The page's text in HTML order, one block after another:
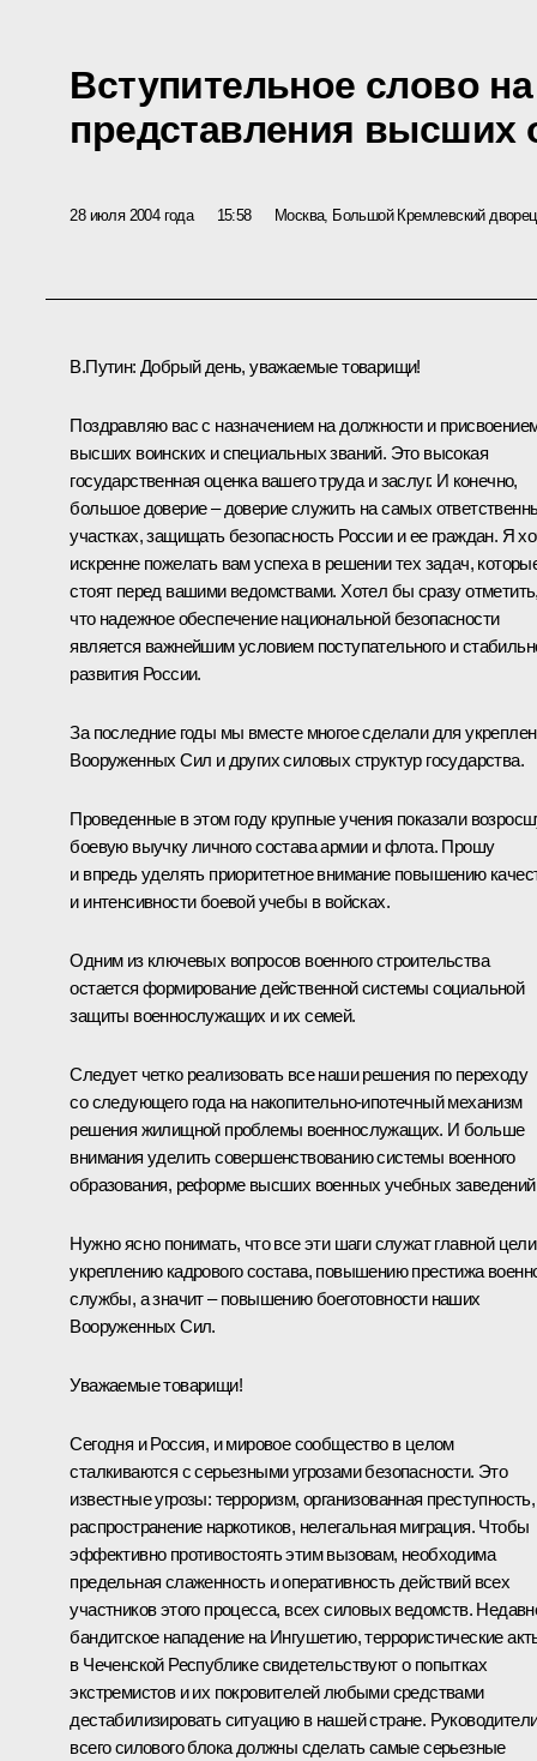
Вступительное слово
представления высших
28 июля 2004 года 15:58 Москва, Большой Кремлевский дворец
В.Путин: Добрый день, уважаемые товарищи!
Поздравляю вас с назначением на должности и
высших воинских и специальных званий. Это высокая
государственная оценка вашего труда и заслуг. И конечно,
большое доверие – доверие служить на самых
участках, защищать безопасность России и ее граждан. Я
искренне пожелать вам успеха в решении тех задач,
стоят перед вашими ведомствами. Хотел бы сразу
что надежное обеспечение национальной безопасности
является важнейшим условием поступательного и
развития России.
За последние годы мы вместе многое сделали для
Вооруженных Сил и других силовых структур государства.
Проведенные в этом году крупные учения показали
боевую выучку личного состава армии и флота. Прошу
и впредь уделять приоритетное внимание повышению
и интенсивности боевой учебы в войсках.
Одним из ключевых вопросов военного строительства
остается формирование действенной системы социальной
защиты военнослужащих и их семей.
Следует четко реализовать все наши решения по переходу
со следующего года на накопительно-ипотечный механизм
решения жилищной проблемы военнослужащих. И больше
внимания уделить совершенствованию системы военного
образования, реформе высших военных учебных
Нужно ясно понимать, что все эти шаги служат главной
укреплению кадрового состава, повышению престижа
службы, а значит – повышению боеготовности наших
Вооруженных Сил.
Уважаемые товарищи!
Сегодня и Россия, и мировое сообщество в целом
сталкиваются с серьезными угрозами безопасности. Это
известные угрозы: терроризм, организованная преступность,
распространение наркотиков, нелегальная миграция. Чтобы
эффективно противостоять этим вызовам, необходима
предельная слаженность и оперативность действий всех
участников этого процесса, всех силовых ведомств.
бандитское нападение на Ингушетию, террористические
в Чеченской Республике свидетельствуют о попытках
экстремистов и их покровителей любыми средствами
дестабилизировать ситуацию в нашей стране.
всего силового блока должны сделать самые серьезные